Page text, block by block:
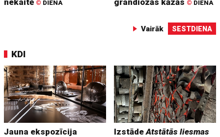
© DIENA © DIENA
Vairāk SESTDIENA
KDI
Jauna ekspozīcija
IzstādeAtstātās liesmas